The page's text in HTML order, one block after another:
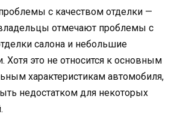
с качеством отделки —
отмечают проблемы с
салона и небольшие
Хотя это не относится к основным
характеристикам автомобиля,
недостатком для некоторых